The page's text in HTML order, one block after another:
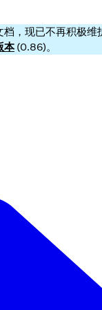
，现已不再积极维
本(0.86)。